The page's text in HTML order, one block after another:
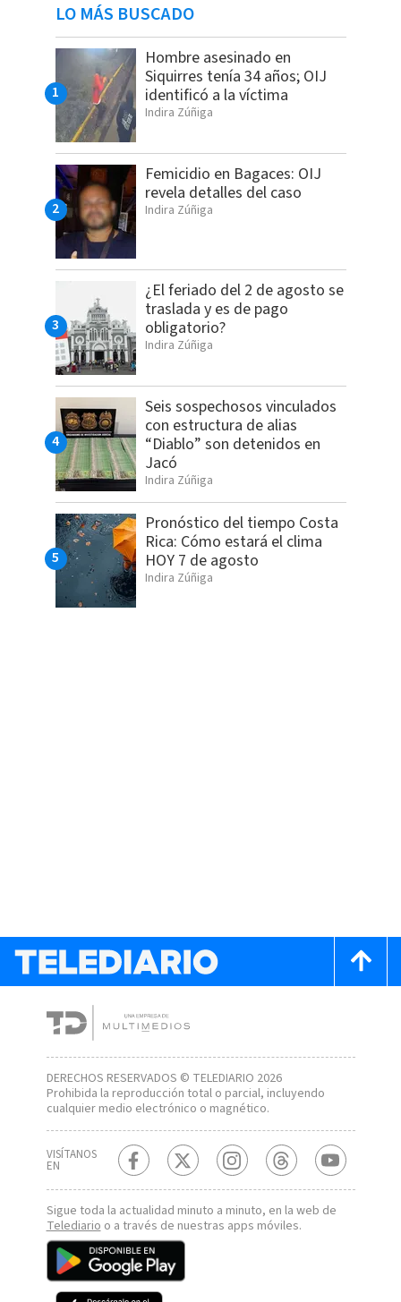
LO MÁS BUSCADO
Hombre asesinado en
Siquirres tenía 34 años; OIJ
identificó a la víctima
Indira Zúñiga
Femicidio en Bagaces: OIJ
revela detalles del caso
Indira Zúñiga
¿El feriado del 2 de agosto se
traslada y es de pago
obligatorio?
Indira Zúñiga
Seis sospechosos vinculados
con estructura de alias
“Diablo” son detenidos en
Jacó
Indira Zúñiga
Pronóstico del tiempo Costa
Rica: Cómo estará el clima
HOY 7 de agosto
Indira Zúñiga
DERECHOS RESERVADOS © TELEDIARIO 2026
Prohibida la reproducción total o parcial, incluyendo
cualquier medio electrónico o magnético.
VISÍTANOS
EN
Sigue toda la actualidad minuto a minuto, en la web de
Telediarioo a través de nuestras apps móviles.